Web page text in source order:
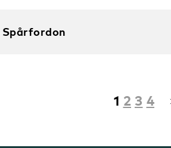
1 2 3 4